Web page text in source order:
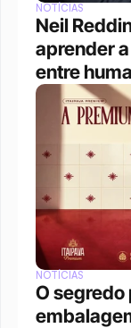
NOTÍCIAS
Neil
aprender
entre
NOTÍCIAS
O segredo